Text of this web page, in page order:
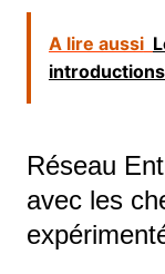
A lire aussi
Réseau
avec les